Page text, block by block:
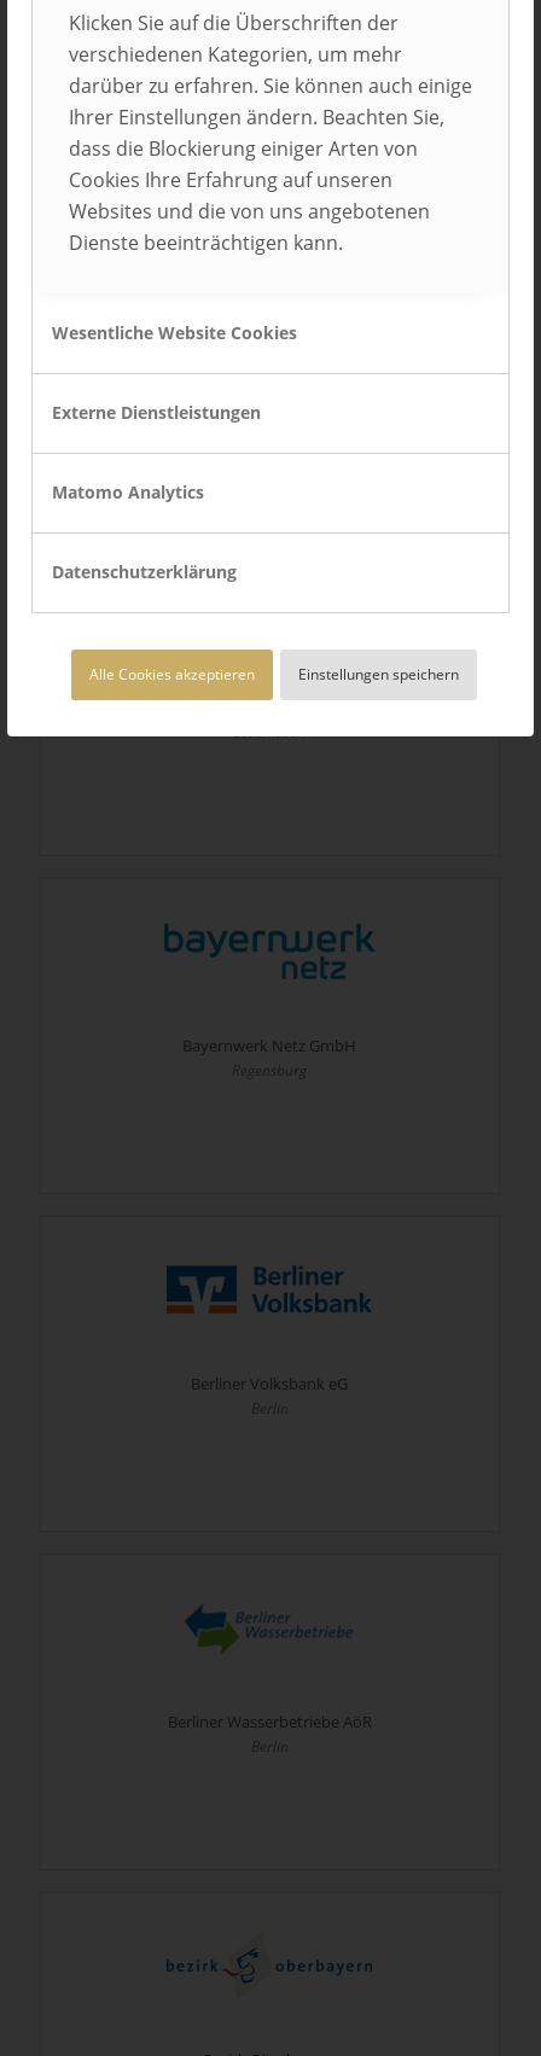
Klicken Sie auf die Überschriften der
verschiedenen Kategorien, um mehr
darüber zu erfahren. Sie können auch einige
Ihrer Einstellungen ändern. Beachten Sie,
dass die Blockierung einiger Arten von
Cookies Ihre Erfahrung auf unseren
Websites und die von uns angebotenen
Dienste beeinträchtigen kann.
Wesentliche Website Cookies
Externe Dienstleistungen
Matomo Analytics
Datenschutzerklärung
Alle Cookies akzeptieren Einstellungen speichern
Balluff GmbH
Neuhausen auf den Fildern
Bauformat Küchen GmbH & Co. KG
Bayer Gastronomie GmbH
Leverkusen
Bayernwerk Netz GmbH
Regensburg
Berliner Volksbank eG
Berlin
Berliner Wasserbetriebe AöR
Berlin